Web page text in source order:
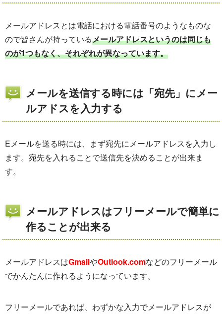
メールアドレスとは電話における電話番号のようなものな
ので皆さんが持っているメールアドレスというのは同じも
のが1つもなく、それぞれが異なっています。
メールを送信する時には「宛先」にメー
ルアドスを入力する
Eメールを送る時には、まず宛先にメールアドレスを入力し
ます。宛先を入れることで送信先を決めることが出来ま
す。
メールアドレスはフリーメールで簡単に
作ることが出来る
メールアドレスはGmailやOutlook.comなどのフリーメール
でかんたんに作れるようになっています。
フリーメールであれば、わずかな入力でメールアドレスが